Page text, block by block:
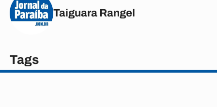
Taiguara Rangel
Tags